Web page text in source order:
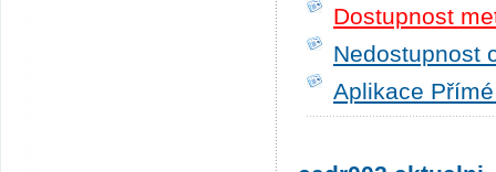
Dostupnost
Nedostupnost
Aplikace